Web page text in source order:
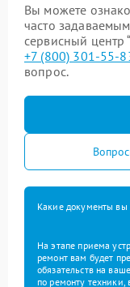
Вы можете
часто
сервисный центр
+7 (800) 301-55-
вопрос.
Какие документы вы
На этапе приема
ремонт вам будет
обязательств на
по ремонту техники,